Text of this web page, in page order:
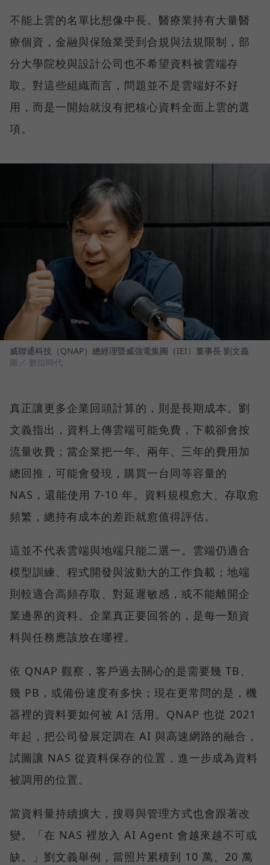
不能上雲的名單比想像中長。醫療業持有大量醫
療個資，金融與保險業受到合規與法規限制，部
分大學院校與設計公司也不希望資料被雲端存
取。對這些組織而言，問題並不是雲端好不好
用，而是一開始就沒有把核心資料全面上雲的選
項。
威聯通科技（QNAP）總經理暨威強電集團（IEI）董事長 劉文義
圖／ 數位時代
真正讓更多企業回頭計算的，則是長期成本。劉
文義指出，資料上傳雲端可能免費，下載卻會按
流量收費；當企業把一年、兩年、三年的費用加
總回推，可能會發現，購買一台同等容量的
NAS，還能使用 7-10 年。資料規模愈大、存取愈
頻繁，總持有成本的差距就愈值得評估。
這並不代表雲端與地端只能二選一。雲端仍適合
模型訓練、程式開發與波動大的工作負載；地端
則較適合高頻存取、對延遲敏感，或不能離開企
業邊界的資料。企業真正要回答的，是每一類資
料與任務應該放在哪裡。
依 QNAP 觀察，客戶過去關心的是需要幾 TB、
幾 PB，或備份速度有多快；現在更常問的是，機
器裡的資料要如何被 AI 活用。QNAP 也從 2021
年起，把公司發展定調在 AI 與高速網路的融合，
試圖讓 NAS 從資料保存的位置，進一步成為資料
被調用的位置。
當資料量持續擴大，搜尋與管理方式也會跟著改
變。「在 NAS 裡放入 AI Agent 會越來越不可或
缺。」劉文義舉例，當照片累積到 10 萬、20 萬